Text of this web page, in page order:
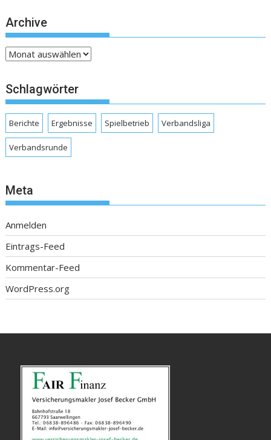
Archive
Archive
Schlagwörter
Berichte Ergebnisse Spielbetrieb Verbandsliga
Verbandsrunde
Meta
Anmelden
Eintrags-Feed
Kommentar-Feed
WordPress.org